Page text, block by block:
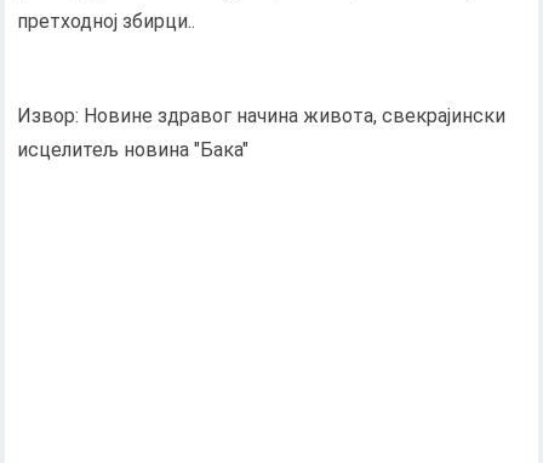
претходној збирци..
Извор: Новине здравог начина живота, свекрајински
исцелитељ новина "Бака"